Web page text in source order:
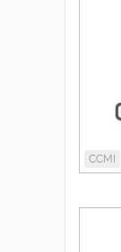
CCMI